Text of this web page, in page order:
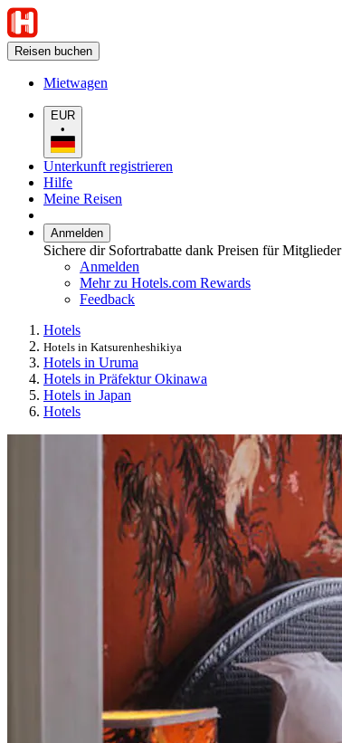
Reisen buchen
Mietwagen
EUR
•
Unterkunft registrieren
Hilfe
Meine Reisen
Anmelden
Sichere dir Sofortrabatte dank Preisen für Mitglieder
Anmelden
Mehr zu Hotels.com Rewards
Feedback
Hotels
Hotels in Katsurenheshikiya
Hotels in Uruma
Hotels in Präfektur Okinawa
Hotels in Japan
Hotels